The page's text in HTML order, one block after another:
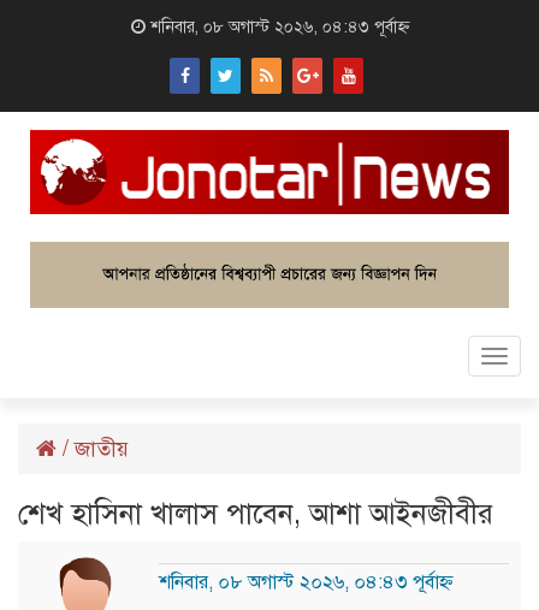
শনিবার, ০৮ অগাস্ট ২০২৬, ০৪:৪৩ পূর্বাহ্ন
/জাতীয়
শেখ হাসিনা খালাস পাবেন, আশা আইনজীবীর
শনিবার, ০৮ অগাস্ট ২০২৬, ০৪:৪৩ পূর্বাহ্ন